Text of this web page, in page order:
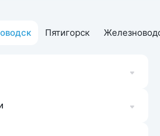
Пятигорск